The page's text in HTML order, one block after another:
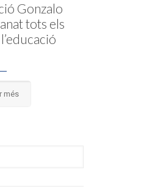
Gonzalo
tots els
més